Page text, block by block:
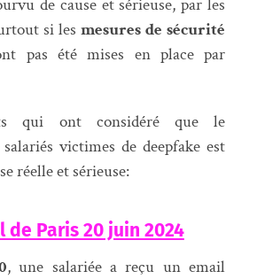
de cause et sérieuse, par les
si lesmesures de sécurité
pas été mises en place par
qui ont considéré que le
victimes de deepfake est
réelle et sérieuse:
de Paris 20 juin 2024
, une salariée a reçu un email